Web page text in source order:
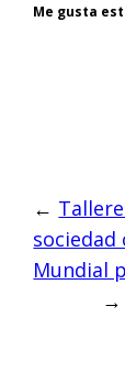
Me gusta
←
sociedad
Mundial
→